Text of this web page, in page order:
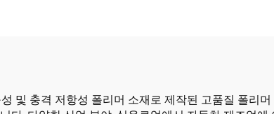
및 충격 저항성 폴리머 소재로 제작된 고품질 폴리